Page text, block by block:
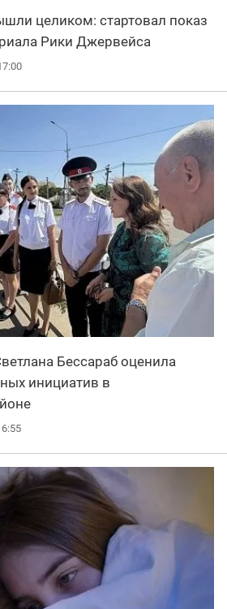
целиком: стартовал показ
Рики Джервейса
Бессараб оценила
инициатив в